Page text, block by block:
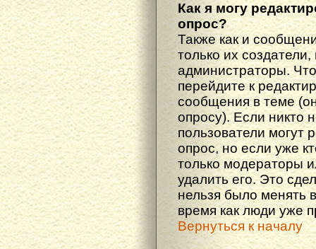
Как я могу
опрос?
Также как и
только их
администраторы.
перейдите к
сообщения в теме
опросу). Если никто
пользователи могут
опрос, но если уже
только модераторы
удалить его. Это
нельзя было менять
время как люди уже
Вернуться к началу